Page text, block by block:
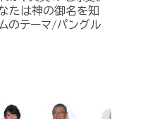
たは神の御名を知
テーマ/パングル